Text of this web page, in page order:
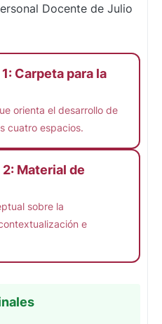
Docente de Julio
Carpeta para la
orienta el desarrollo de
cuatro espacios.
Material de
sobre la
e